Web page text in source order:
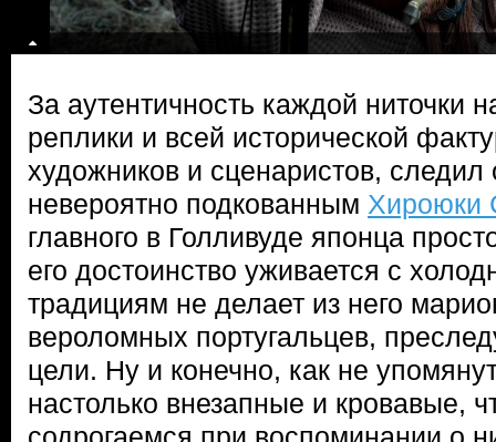
За аутентичность каждой ниточки
реплики и всей исторической
художников и сценаристов,
невероятно подкованным Хироюки
главного в Голливуде японца
его достоинство уживается с
традициям не делает из него
вероломных португальцев,
цели. Ну и конечно, как не
настолько внезапные и кровавые,